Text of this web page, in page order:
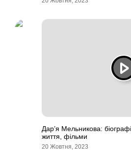
Дар’я Мельникова:
життя, фільми
20 Жовтня, 2023